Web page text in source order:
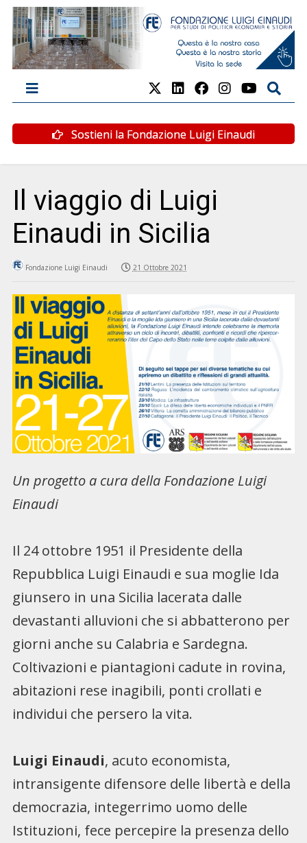
Sostieni la Fondazione Luigi Einaudi
Il viaggio di Luigi
Einaudi in Sicilia
Fondazione Luigi Einaudi 21 Ottobre 2021
Un progetto a cura della Fondazione Luigi
Einaudi
Il 24 ottobre 1951 il Presidente della
Repubblica Luigi Einaudi e sua moglie Ida
giunsero in una Sicilia lacerata dalle
devastanti alluvioni che si abbatterono per
giorni anche su Calabria e Sardegna.
Coltivazioni e piantagioni cadute in rovina,
abitazioni rese inagibili, ponti crollati e
individui che persero la vita.
Luigi Einaudi, acuto economista,
intransigente difensore delle libertà e della
democrazia, integerrimo uomo delle
Istituzioni, fece percepire la presenza dello